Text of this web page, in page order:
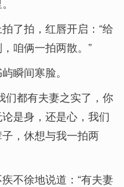
了拍，红唇开启：“给
咱俩一拍两散。”
瞬间寒脸。
们都有夫妻之实了，你
是身，还是心，我们
，休想与我一拍两
不徐地说道：“有夫妻